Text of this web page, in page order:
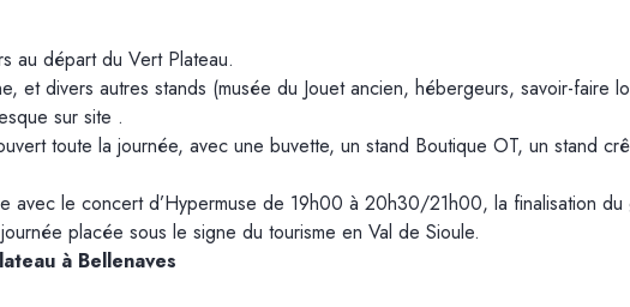
au départ du Vert Plateau.
et divers autres stands (musée du Jouet ancien, hébergeurs, savoir-
sur site .
toute la journée, avec une buvette, un stand Boutique OT, un stand
avec le concert d’Hypermuse de 19h00 à 20h30/21h00, la finalisation
placée sous le signe du tourisme en Val de Sioule.
à Bellenaves